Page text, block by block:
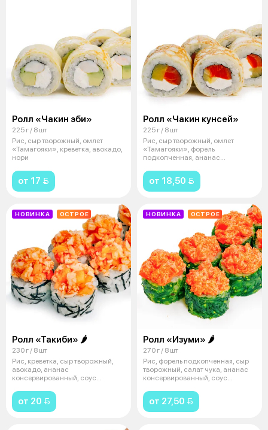
Ролл «Чакин эби»
225 г / 8 шт
Рис, сыр творожный, омлет
«Тамагояки», креветка, авокадо,
нори
от 17 
Ролл «Чакин кунсей»
225 г / 8 шт
Рис, сыр творожный, омлет
«Тамагояки», форель
подкопченная, ананас
от 18,50 
НОВИНКА ОСТРОЕ
Ролл «Такиби» 🌶
230 г / 8 шт
Рис, креветка, сыр творожный,
авокадо, ананас
консервированный, соус
от 20 
НОВИНКА ОСТРОЕ
Ролл «Изуми» 🌶
270 г / 8 шт
Рис, форель подкопченная, сыр
творожный, салат чука, ананас
консервированный, соус
от 27,50 